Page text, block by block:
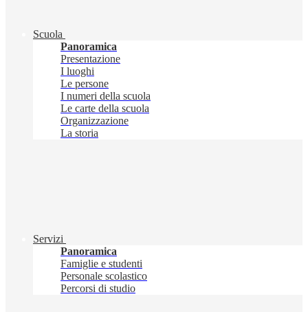
Scuola
Panoramica
Presentazione
I luoghi
Le persone
I numeri della scuola
Le carte della scuola
Organizzazione
La storia
Servizi
Panoramica
Famiglie e studenti
Personale scolastico
Percorsi di studio